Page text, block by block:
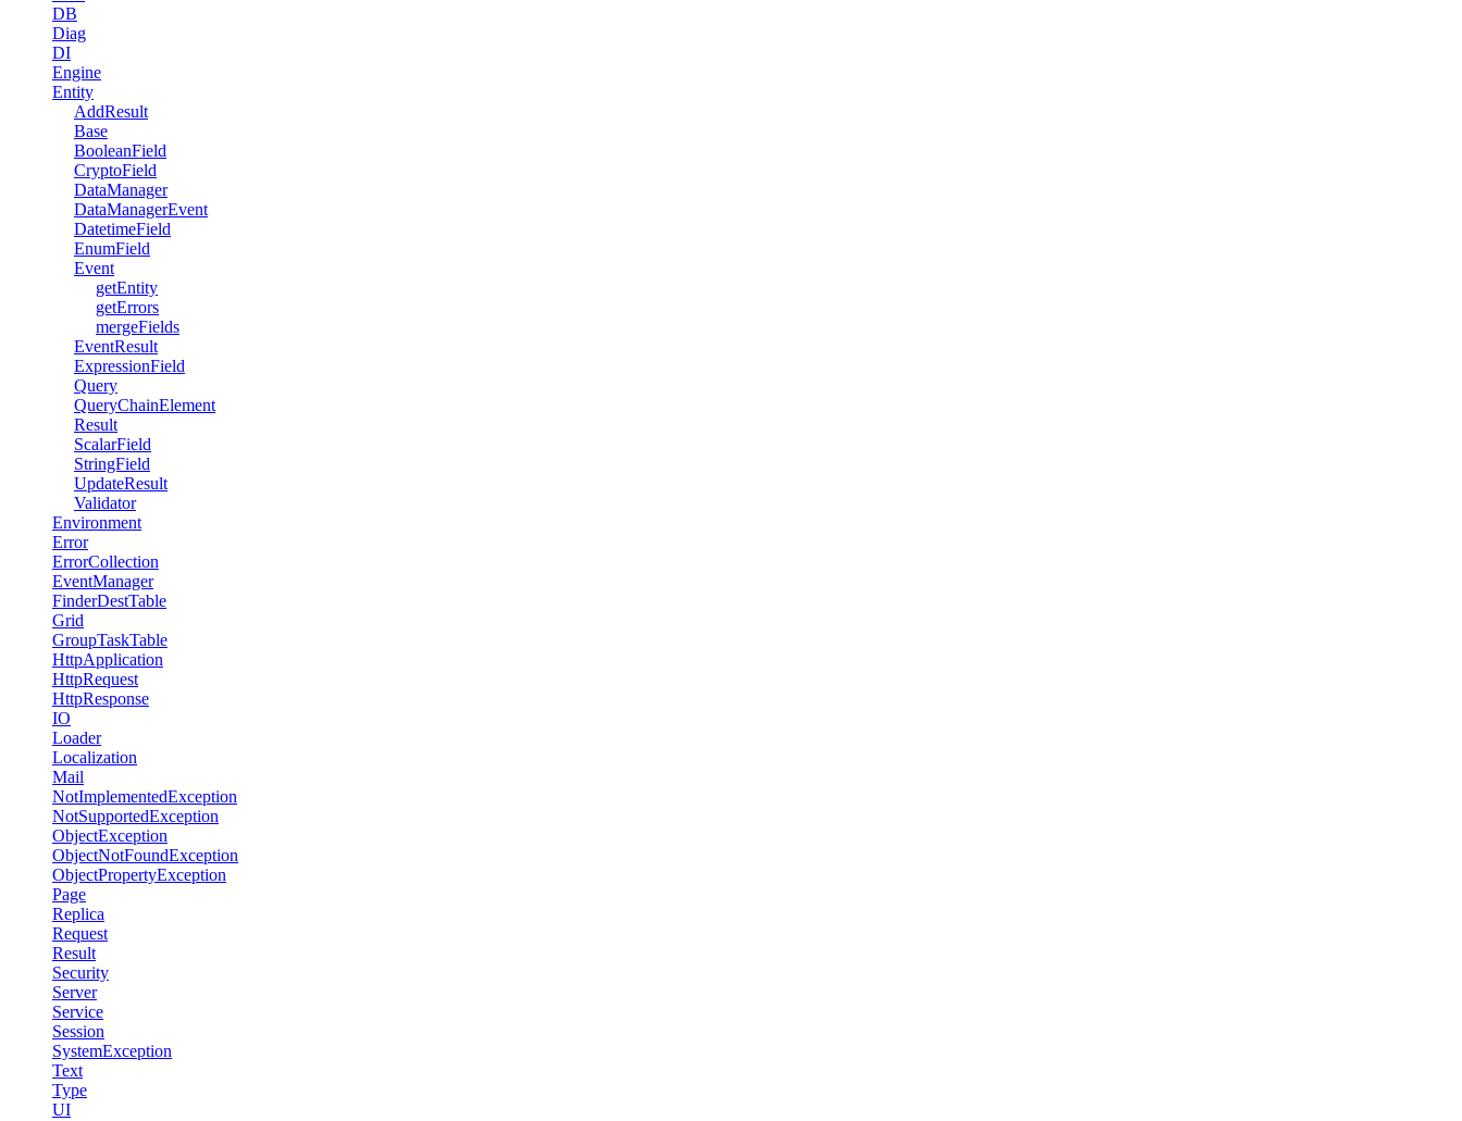
DB
Diag
DI
Engine
Entity
AddResult
Base
BooleanField
CryptoField
DataManager
DataManagerEvent
DatetimeField
EnumField
Event
getEntity
getErrors
mergeFields
EventResult
ExpressionField
Query
QueryChainElement
Result
ScalarField
StringField
UpdateResult
Validator
Environment
Error
ErrorCollection
EventManager
FinderDestTable
Grid
GroupTaskTable
HttpApplication
HttpRequest
HttpResponse
IO
Loader
Localization
Mail
NotImplementedException
NotSupportedException
ObjectException
ObjectNotFoundException
ObjectPropertyException
Page
Replica
Request
Result
Security
Server
Service
Session
SystemException
Text
Type
UI